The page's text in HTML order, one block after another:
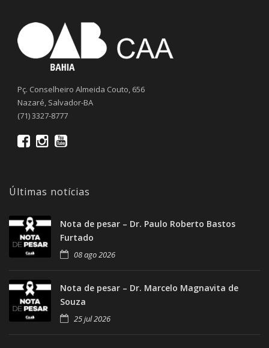
Pç. Conselheiro Almeida Couto, 656
Nazaré, Salvador-BA
(71) 3327-8777
Últimas notícias
Nota de pesar – Dr. Paulo Roberto Bastos
Furtado
08 ago 2026
Nota de pesar – Dr. Marcelo Magnavita de
Souza
25 jul 2026